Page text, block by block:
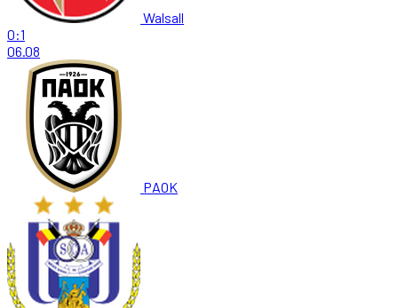
Walsall
0:1
06.08
PAOK